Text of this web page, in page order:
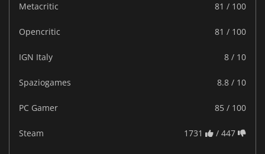
Metacritic
81 / 100
Opencritic 81 / 100
IGN Italy 8 / 10
Spaziogames 8.8 / 10
PC Gamer 85 / 100
Steam 1731 / 447